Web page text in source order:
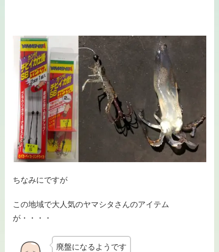
ちなみにですが
この地域で大人気のヤマシタさんのアイテム
が・・・・
廃盤になるようです